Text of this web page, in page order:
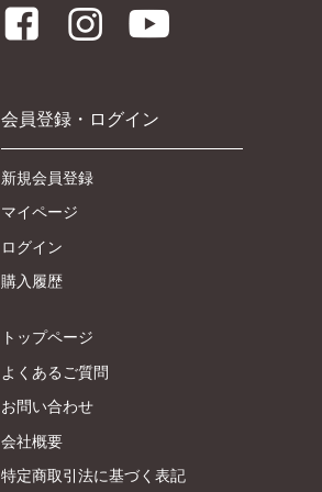
会員登録・ログイン
新規会員登録
マイページ
ログイン
購入履歴
トップページ
よくあるご質問
お問い合わせ
会社概要
特定商取引法に基づく表記